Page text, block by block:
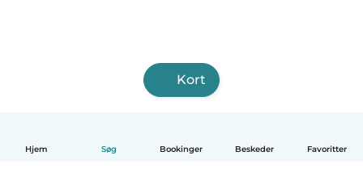
Hjem Søg Bookinger Beskeder Favoritter
Kort